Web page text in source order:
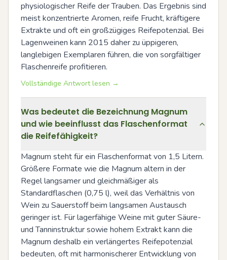
physiologischer Reife der Trauben. Das Ergebnis sind
meist konzentrierte Aromen, reife Frucht, kräftigere
Extrakte und oft ein großzügiges Reifepotenzial. Bei
Lagenweinen kann 2015 daher zu üppigeren,
langlebigen Exemplaren führen, die von sorgfältiger
Flaschenreife profitieren.
Vollständige Antwort lesen →
Was bedeutet die Bezeichnung Magnum
und wie beeinflusst das Flaschenformat
die Reifefähigkeit?
Magnum steht für ein Flaschenformat von 1,5 Litern.
Größere Formate wie die Magnum altern in der
Regel langsamer und gleichmäßiger als
Standardflaschen (0,75 l), weil das Verhältnis von
Wein zu Sauerstoff beim langsamen Austausch
geringer ist. Für lagerfähige Weine mit guter Säure-
und Tanninstruktur sowie hohem Extrakt kann die
Magnum deshalb ein verlängertes Reifepotenzial
bedeuten, oft mit harmonischerer Entwicklung von